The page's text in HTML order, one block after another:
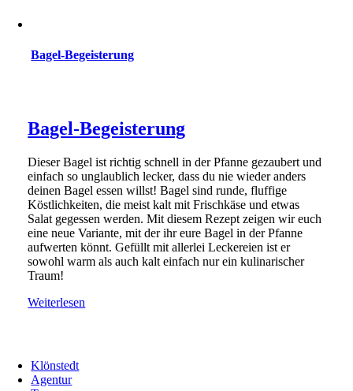
Bagel-Begeisterung
Bagel-Begeisterung
Dieser Bagel ist richtig schnell in der Pfanne gezaubert und
einfach so unglaublich lecker, dass du nie wieder anders
deinen Bagel essen willst! Bagel sind runde, fluffige
Köstlichkeiten, die meist kalt mit Frischkäse und etwas
Salat gegessen werden. Mit diesem Rezept zeigen wir euch
eine neue Variante, mit der ihr eure Bagel in der Pfanne
aufwerten könnt. Gefüllt mit allerlei Leckereien ist er
sowohl warm als auch kalt einfach nur ein kulinarischer
Traum!
Weiterlesen
Klönstedt
Agentur